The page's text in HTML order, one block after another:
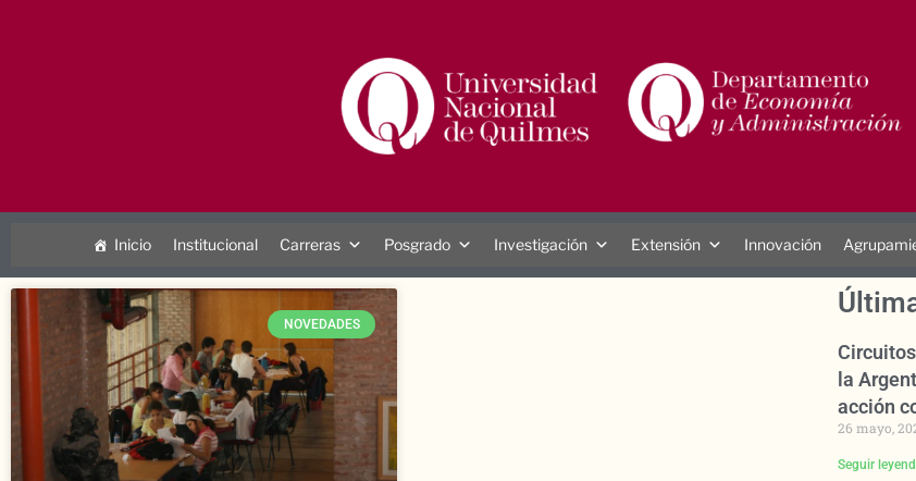
Inicio Institucional Carreras Posgrado Investigación Extensión Innovación
NOVEDADES
la
acción
26 mayo,
Seguir